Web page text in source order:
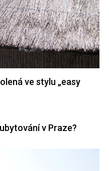
ve stylu „easy
v Praze?